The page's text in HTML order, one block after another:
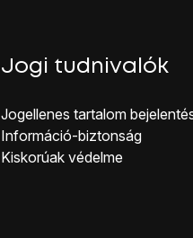
Jogi tudnivalók
Jogellenes ta rtalom
Inf ormáció-biztonság
Kiskorúak véd elme